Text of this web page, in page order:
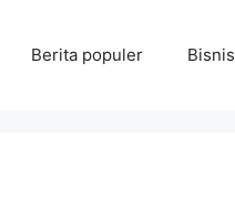
Berita populer Bisnis